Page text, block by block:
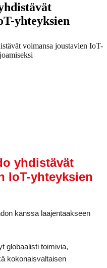
yhteyksien
voimansa joustavien IoT-
yhdistävät
IoT-yhteyksien
kanssa laajentaakseen
globaalisti toimivia,
kokonaisvaltaisen